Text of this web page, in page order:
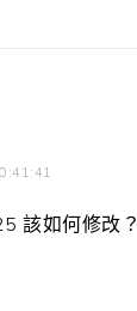
該如何修改？